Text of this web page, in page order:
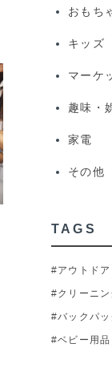
おもち
キッズ
マーケ
趣味・
家電
その他
TAGS
#アウトドア
#クリーニン
#バックパッ
#ベビー用品